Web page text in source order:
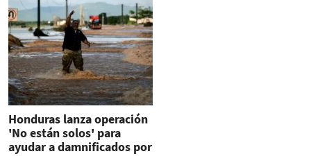
Honduras lanza operación
'No están solos' para
ayudar a damnificados por